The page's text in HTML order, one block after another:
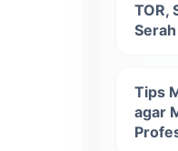
TOR,
Tips
agar